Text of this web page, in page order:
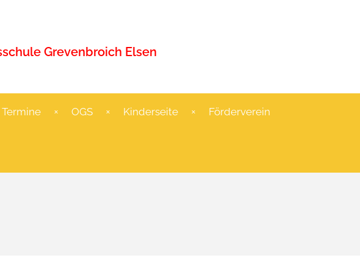
Grevenbroich Elsen
Termine OGS Kinderseite Förderverein